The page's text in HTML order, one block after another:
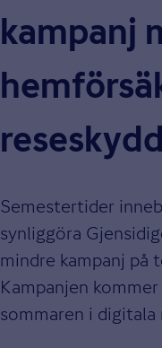
kampanj
reseskydd
Semestertider
synliggöra
mindre kampanj på
Kampanjen
sommaren i digitala